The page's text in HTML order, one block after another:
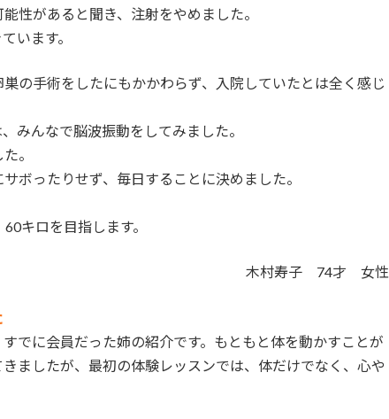
性があると聞き、注射をやめました。
います。
の手術をしたにもかかわらず、入院していたとは全く感じ
みんなで脳波振動をしてみました。
。
ボったりせず、毎日することに決めました。
キロを目指します。
木村寿子 74才 女性
でに会員だった姉の紹介です。もともと体を動かすことが
ましたが、最初の体験レッスンでは、体だけでなく、心や